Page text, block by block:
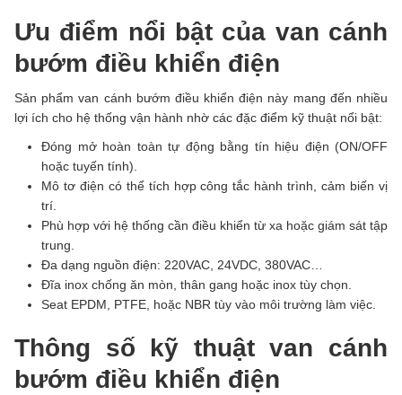
Ưu điểm nổi bật của van cánh
bướm điều khiển điện
Sản phẩm van cánh bướm điều khiển điện này mang đến nhiều
lợi ích cho hệ thống vận hành nhờ các đặc điểm kỹ thuật nổi bật:
Đóng mở hoàn toàn tự động bằng tín hiệu điện (ON/OFF
hoặc tuyến tính).
Mô tơ điện có thể tích hợp công tắc hành trình, cảm biến vị
trí.
Phù hợp với hệ thống cần điều khiển từ xa hoặc giám sát tập
trung.
Đa dạng nguồn điện: 220VAC, 24VDC, 380VAC…
Đĩa inox chống ăn mòn, thân gang hoặc inox tùy chọn.
Seat EPDM, PTFE, hoặc NBR tùy vào môi trường làm việc.
Thông số kỹ thuật van cánh
bướm điều khiển điện